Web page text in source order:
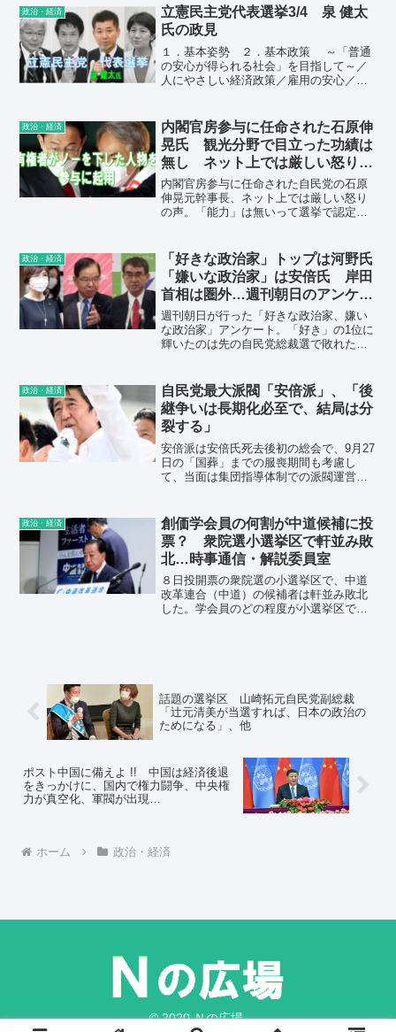
業料が無償なのは府在住の約半数にすぎ
ない。学生と保護者ともに府内に3年以上
住んでいなければならず、成績が上位2分
の1以上でないと打ち切り。
政治・経済
立憲民主党代表選挙3/4 泉 健太
氏の政見
１．基本姿勢 ２．基本政策 ～「普通
の安心が得られる社会」を目指して～／
人にやさしい経済政策／雇用の安心／子
め合う安心／安定的な外交・安全保障／
政治行政改革 ３．党改革 ～国民から
期待され、政権を任せられる政党へ～／
多様な人材の活用／政策機能の強化／党
再生に向けた選挙戦略
政治・経済
内閣官房参与に任命された石原伸
晃氏 観光分野で目立った功績は
無し ネット上では厳しい怒りの
声
内閣官房参与に任命された自民党の石原
伸晃元幹事長、ネット上では厳しい怒り
の声。「能力」は無いって選挙で認定さ
たあなたからのアドバイスなどいらない
のよ。辞退して。
政治・経済
「好きな政治家」トップは河野氏
「嫌いな政治家」は安倍氏 岸田
首相は圏外…週刊朝日のアンケー
ト調査
週刊朝日が行った「好きな政治家、嫌い
な政治家」アンケート。「好き」の1位に
輝いたのは先の自民党総裁選で敗れた河
理は好き・嫌い元にランク外。ここでも
存在感がなかった。
政治・経済
自民党最大派閥「安倍派」、「後
継争いは長期化必至で、結局は分
裂する」
安倍派は安倍氏死去後初の総会で、9月27
日の「国葬」までの服喪期間も考慮し
て、当面は集団指導体制での派閥運営を
いう実態がある。
政治・経済
創価学会員の何割が中道候補に投
票？ 衆院選小選挙区で軒並み敗
北…時事通信・解説委員室
８日投開票の衆院選の小選挙区で、中道
改革連合（中道）の候補者は軒並み敗北
した。学会員のどの程度が小選挙区で、
話題の選挙区 山崎拓元自民党副総裁
「辻元清美が当選すれば、日本の政治の
ためになる」、他
ポスト中国に備えよ !! 中国は経済後退
をきっかけに、国内で権力闘争、中央権
力が真空化、軍閥が出現…
ホーム 政治・経済
© 2020 Ｎの広場.